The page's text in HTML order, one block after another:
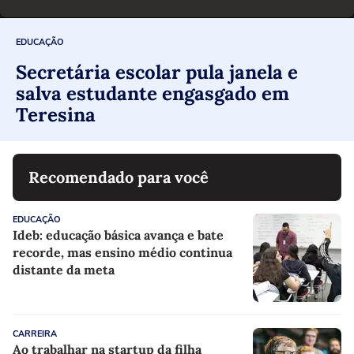
EDUCAÇÃO
Secretária escolar pula janela e
salva estudante engasgado em
Teresina
Recomendado para você
EDUCAÇÃO
Ideb: educação básica avança e bate
recorde, mas ensino médio continua
distante da meta
CARREIRA
Ao trabalhar na startup da filha